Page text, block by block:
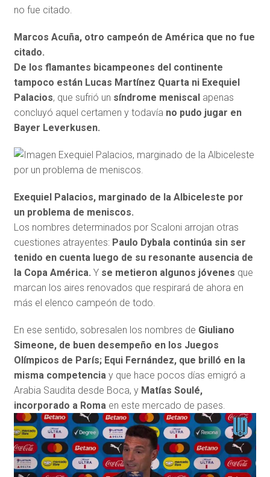
Marcos Acuña, otro campeón de América que no fue
citado.
De los flamantes bicampeones del continente
tampoco están Lucas Martínez Quarta ni Exequiel
Palacios, que sufrió un síndrome meniscal apenas
concluyó aquel certamen y todavía no pudo jugar en
Bayer Leverkusen.
Exequiel Palacios, marginado de la Albiceleste por
un problema de meniscos.
Los nombres determinados por Scaloni arrojan otras
cuestiones atrayentes: Paulo Dybala continúa sin ser
tenido en cuenta luego de su resonante ausencia de
la Copa América. Yse metieron algunos jóvenes que
marcan los aires renovados que respirará de ahora en
más el elenco campeón de todo.
En ese sentido, sobresalen los nombres de Giuliano
Simeone, de buen desempeño en los Juegos
Olímpicos de París; Equi Fernández, que brilló en la
misma competenciay que hace pocos días emigró a
Arabia Saudita desde Boca, y Matías Soulé,
incorporado a Roma en este mercado de pases.